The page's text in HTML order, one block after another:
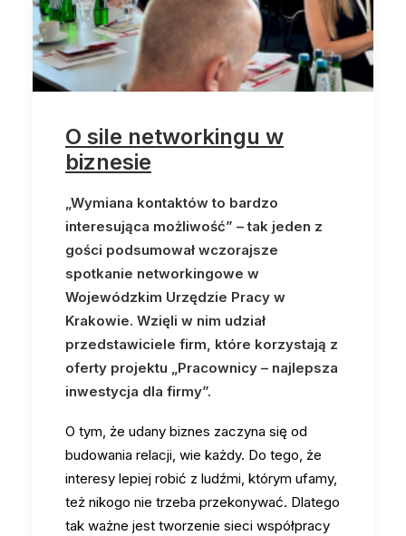
O sile networkingu w
biznesie
„Wymiana kontaktów to bardzo
interesująca możliwość” – tak jeden z
gości podsumował wczorajsze
spotkanie networkingowe w
Wojewódzkim Urzędzie Pracy w
Krakowie. Wzięli w nim udział
przedstawiciele firm, które korzystają z
oferty projektu „Pracownicy – najlepsza
inwestycja dla firmy”.
O tym, że udany biznes zaczyna się od
budowania relacji, wie każdy. Do tego, że
interesy lepiej robić z ludźmi, którym ufamy,
też nikogo nie trzeba przekonywać. Dlatego
tak ważne jest tworzenie sieci współpracy